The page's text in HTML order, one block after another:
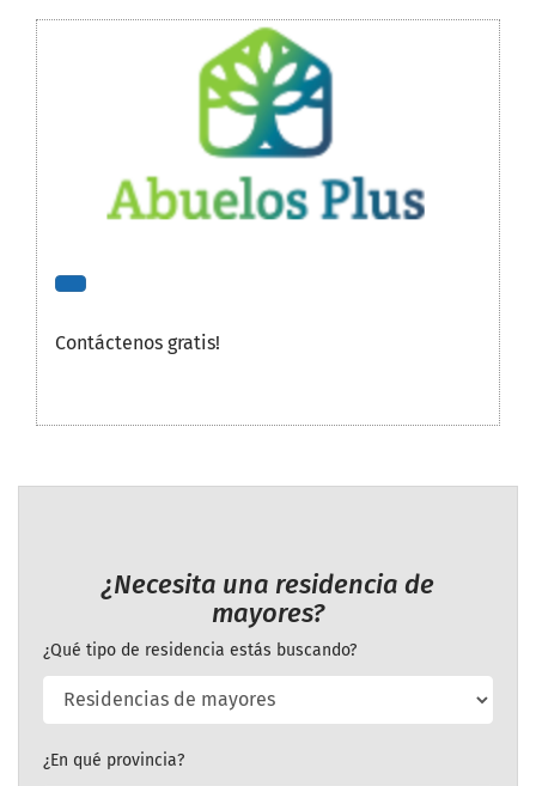
Contáctenos gratis!
¿Necesita una residencia de
mayores?
¿Qué tipo de residencia estás buscando?
¿En qué provincia?